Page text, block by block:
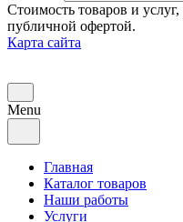
Стоимость товаров и услуг,
публичной офертой.
Карта сайта
Menu
Главная
Каталог товаров
Наши работы
Услуги